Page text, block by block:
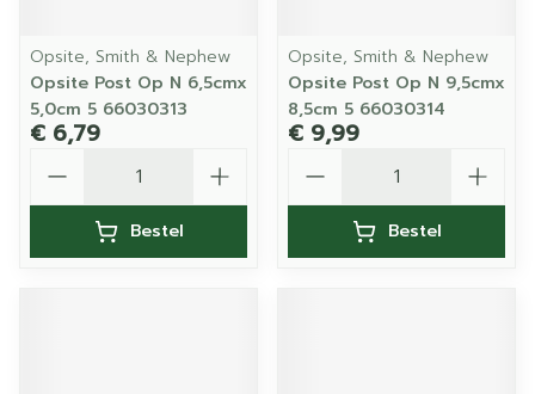
Opsite, Smith & Nephew
Opsite Post Op N 6,5cmx
5,0cm 5 66030313
€ 6,79
Bestel
Opsite, Smith & Nephew
Opsite Post Op N 9,5cmx
8,5cm 5 66030314
€ 9,99
Bestel